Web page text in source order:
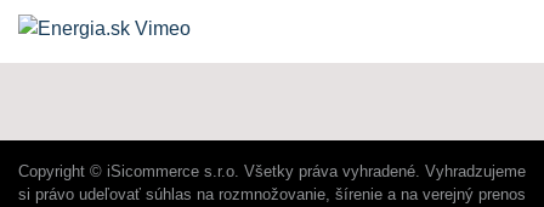
Copyright © iSicommerce s.r.o. Všetky práva vyhradené. Vyhradzujeme
si právo udeľovať súhlas na rozmnožovanie, šírenie a na verejný prenos